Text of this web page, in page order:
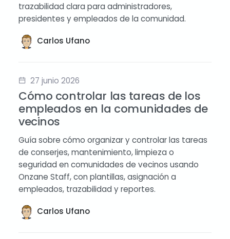
trazabilidad clara para administradores,
presidentes y empleados de la comunidad.
Carlos Ufano
27 junio 2026
Cómo controlar las tareas de los
empleados en la comunidades de
vecinos
Guía sobre cómo organizar y controlar las tareas
de conserjes, mantenimiento, limpieza o
seguridad en comunidades de vecinos usando
Onzane Staff, con plantillas, asignación a
empleados, trazabilidad y reportes.
Carlos Ufano